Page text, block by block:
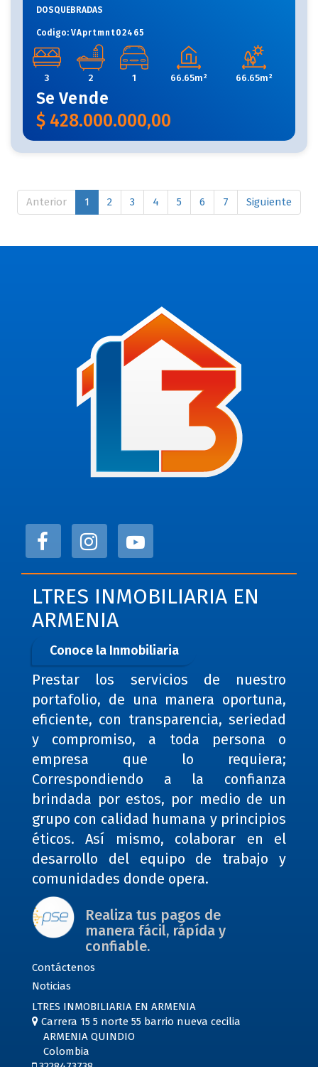
DOSQUEBRADAS
Codigo: VAprtmnt02465
3 2 1 66.65m² 66.65m²
Se Vende
$ 428.000.000,00
Anterior 1 2 3 4 5 6 7 Siguiente
LTRES INMOBILIARIA EN
ARMENIA
Conoce la Inmobiliaria
Prestar los servicios de nuestro
portafolio, de una manera oportuna,
eficiente, con transparencia, seriedad
y compromiso, a toda persona o
empresa que lo requiera;
Correspondiendo a la confianza
brindada por estos, por medio de un
grupo con calidad humana y principios
éticos. Así mismo, colaborar en el
desarrollo del equipo de trabajo y
comunidades donde opera.
Realiza tus pagos de
manera fácil, rápída y
confiable.
Contáctenos
Noticias
LTRES INMOBILIARIA EN ARMENIA
Carrera 15 5 norte 55 barrio nueva cecilia
ARMENIA QUINDIO
Colombia